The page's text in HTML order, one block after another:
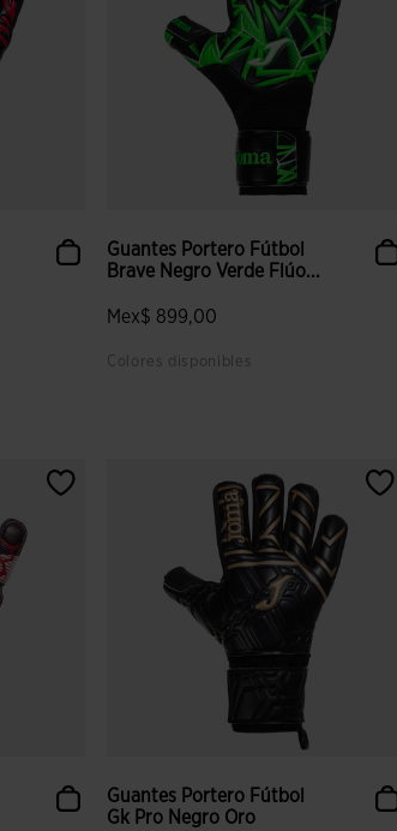
Guantes Portero Fútbol
Brave Negro Verde Flúo...
Mex$ 899,00
Colores disponibles
Guantes Portero Fútbol
Gk Pro Negro Oro